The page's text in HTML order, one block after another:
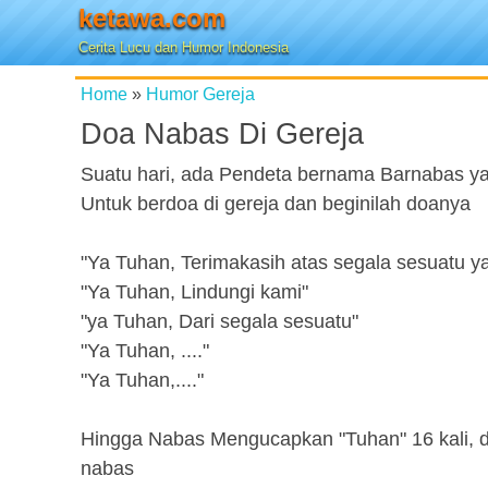
ketawa.com
Cerita Lucu dan Humor Indonesia
Home » Humor Gereja
Doa Nabas Di Gereja
Suatu hari, ada Pendeta bernama Barnabas
Untuk berdoa di gereja dan beginilah doanya
"Ya Tuhan, Terimakasih atas segala sesuatu
"Ya Tuhan, Lindungi kami"
"ya Tuhan, Dari segala sesuatu"
"Ya Tuhan, ...."
"Ya Tuhan,...."
Hingga Nabas Mengucapkan "Tuhan" 16
nabas